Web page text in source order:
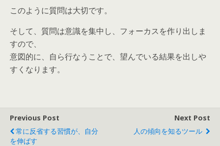
このように質問は大切です。
そして、質問は意識を集中し、フォーカスを作り出しま
すので、
意図的に、自ら行なうことで、望んでいる結果を出しや
すくなります。
Previous Post
常に反省する習慣が、自分
を伸ばす
Next Post
人の傾向を知るツール